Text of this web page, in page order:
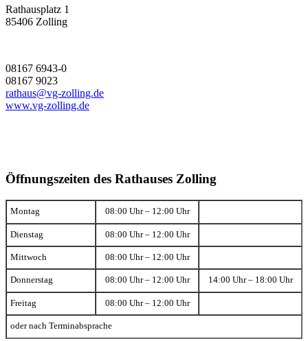
Rathausplatz 1
85406 Zolling
08167 6943-0
08167 9023
rathaus@vg-zolling.de
www.vg-zolling.de
Öffnungszeiten des Rathauses Zolling
Montag 08:00 Uhr – 12:00 Uhr
Dienstag 08:00 Uhr – 12:00 Uhr
Mittwoch 08:00 Uhr – 12:00 Uhr
Donnerstag 08:00 Uhr – 12:00 Uhr 14:00 Uhr – 18:00 Uhr
Freitag 08:00 Uhr – 12:00 Uhr
oder nach Terminabsprache